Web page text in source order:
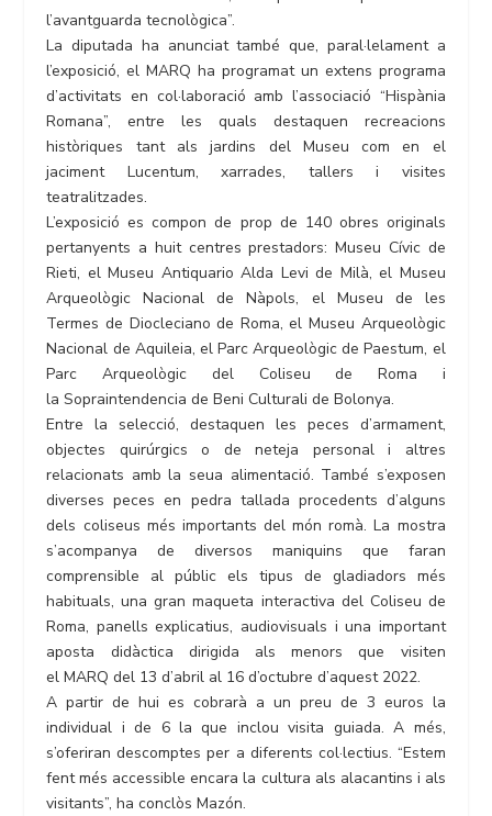
l’avantguarda tecnològica”.
La diputada ha anunciat també que, paral·lelament a
l’exposició, el MARQ ha programat un extens programa
d’activitats en col·laboració amb l’associació “Hispània
Romana”, entre les quals destaquen recreacions
històriques tant als jardins del Museu com en el
jaciment Lucentum, xarrades, tallers i visites
teatralitzades.
L’exposició es compon de prop de 140 obres originals
pertanyents a huit centres prestadors: Museu Cívic de
Rieti, el Museu Antiquario Alda Levi de Milà, el Museu
Arqueològic Nacional de Nàpols, el Museu de les
Termes de Diocleciano de Roma, el Museu Arqueològic
Nacional de Aquileia, el Parc Arqueològic de Paestum, el
Parc Arqueològic del Coliseu de Roma i
la Sopraintendencia de Beni Culturali de Bolonya.
Entre la selecció, destaquen les peces d’armament,
objectes quirúrgics o de neteja personal i altres
relacionats amb la seua alimentació. També s’exposen
diverses peces en pedra tallada procedents d’alguns
dels coliseus més importants del món romà. La mostra
s’acompanya de diversos maniquins que faran
comprensible al públic els tipus de gladiadors més
habituals, una gran maqueta interactiva del Coliseu de
Roma, panells explicatius, audiovisuals i una important
aposta didàctica dirigida als menors que visiten
el MARQ del 13 d’abril al 16 d’octubre d’aquest 2022.
A partir de hui es cobrarà a un preu de 3 euros la
individual i de 6 la que inclou visita guiada. A més,
s’oferiran descomptes per a diferents col·lectius. “Estem
fent més accessible encara la cultura als alacantins i als
visitants”, ha conclòs Mazón.